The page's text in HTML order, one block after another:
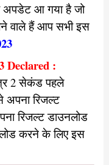
अपडेट आ गया है जो
वाले हैं आप सभी इस
Declared :
2 सेकंड पहले
रिजल्ट
रिजल्ट डाउनलोड
करने के लिए इस